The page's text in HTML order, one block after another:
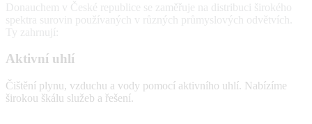
Donauchem v České republice se zaměřuje na distribuci širokého
spektra surovin používaných v různých průmyslových odvětvích.
Ty zahrnují:
Aktivní uhlí
Čištění plynu, vzduchu a vody pomocí aktivního uhlí. Nabízíme
širokou škálu služeb a řešení.